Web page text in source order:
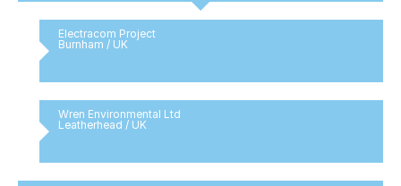
Electracom Project
Burnham / UK
Wren Environmental Ltd
Leatherhead / UK